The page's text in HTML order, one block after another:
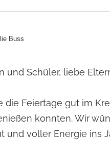
Buss
und Schüler, liebe
die Feiertage gut im
konnten. Wir
und voller Energie ins